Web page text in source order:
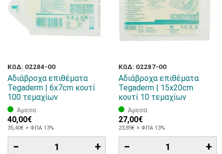
ΚΩΔ: 02284-00
Αδιάβροχα επιθέματα
Tegaderm | 6x7cm κουτί
100 τεμαχίων
Άμεσα
40,00€
35,40€ + ΦΠΑ 13%
− +
ΚΩΔ: 02287-00
Αδιάβροχα επιθέματα
Tegaderm | 15x20cm
κουτί 10 τεμαχίων
Άμεσα
27,00€
23,89€ + ΦΠΑ 13%
− +